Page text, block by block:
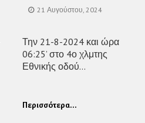
21 Αυγούστου, 2024
Την 21-8-2024 και ώρα
06:25’ στο 4ο χλμτης
Εθνικής οδού...
Περισσότερα...